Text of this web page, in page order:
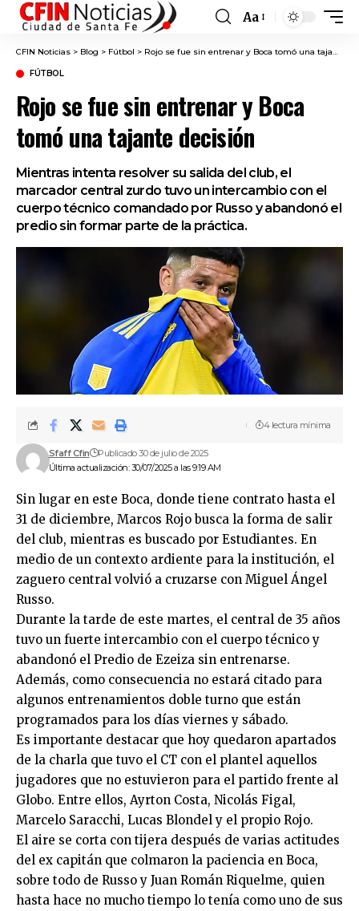
Font
Resizer
Aa
CFIN Noticias > Blog > Fútbol > Rojo se fue sin entrenar y Boca tomó una tajante decisión
FÚTBOL
Rojo se fue sin entrenar y Boca
tomó una tajante decisión
Mientras intenta resolver su salida del club, el
marcador central zurdo tuvo un intercambio con el
cuerpo técnico comandado por Russo y abandonó el
predio sin formar parte de la práctica.
Última actualización: 30/07/2025 a las 9:19 AM
Sfaff Cfin Publicado 30 de julio de 2025
4 lectura mínima
Sin lugar en este Boca, donde tiene contrato hasta el
31 de diciembre, Marcos Rojo busca la forma de salir
del club, mientras es buscado por Estudiantes. En
medio de un contexto ardiente para la institución, el
zaguero central volvió a cruzarse con Miguel Ángel
Russo.
Durante la tarde de este martes, el central de 35 años
tuvo un fuerte intercambio con el cuerpo técnico y
abandonó el Predio de Ezeiza sin entrenarse.
Además, como consecuencia no estará citado para
algunos entrenamientos doble turno que están
programados para los días viernes y sábado.
Es importante destacar que hoy quedaron apartados
de la charla que tuvo el CT con el plantel aquellos
jugadores que no estuvieron para el partido frente al
Globo. Entre ellos, Ayrton Costa, Nicolás Figal,
Marcelo Saracchi, Lucas Blondel y el propio Rojo.
El aire se corta con tijera después de varias actitudes
del ex capitán que colmaron la paciencia en Boca,
sobre todo de Russo y Juan Román Riquelme, quien
hasta hace no mucho tiempo lo tenía como uno de sus